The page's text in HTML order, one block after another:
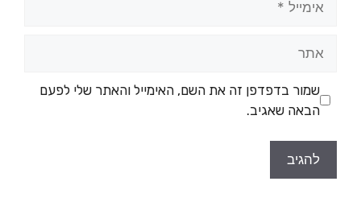
שמור בדפדפן זה את השם, האימייל והאתר שלי לפעם
הבאה שאגיב.